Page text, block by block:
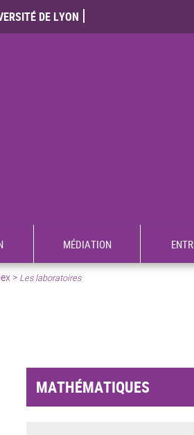
DE LYON
MÉDIATION
> Les laboratoires
MATHÉMATIQUES